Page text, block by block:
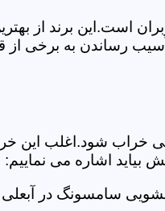
است.این برند از
رساندن به برخی
شود.اغلب این
اشاره می نماییم:
سامسونگ در آبعلی